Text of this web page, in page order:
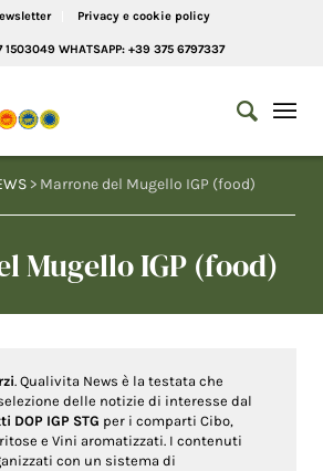
Privacy e cookie policy
1503049 WHATSAPP: +39 375 6797337
> Marrone del Mugello IGP (food)
Mugello IGP (food)
. Qualivita News è la testata che
delle notizie di interesse dal
DOP IGP STG per i comparti Cibo,
e Vini aromatizzati. I contenuti
con un sistema di